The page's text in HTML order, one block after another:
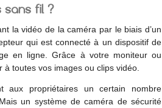
fil ?
la vidéo de la caméra par le biais d’un
qui est connecté à un dispositif de
en ligne. Grâce à votre moniteur ou
toutes vos images ou clips vidéo.
aux propriétaires un certain nombre
un système de caméra de sécurité